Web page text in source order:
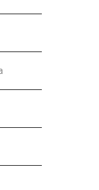
Yoga +
Nansot